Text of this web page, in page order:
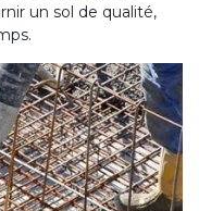
un sol de qualité,